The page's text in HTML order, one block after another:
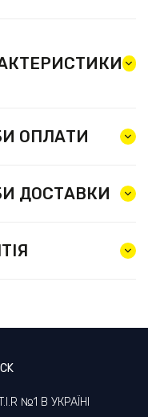
ОПЛАТИ
ДОСТАВКИ
№1 В УКРАЇНІ